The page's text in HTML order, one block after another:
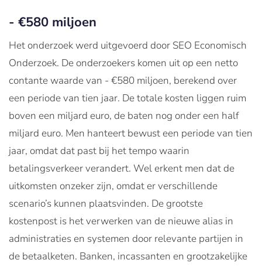
- €580 miljoen
Het onderzoek werd uitgevoerd door SEO Economisch
Onderzoek. De onderzoekers komen uit op een netto
contante waarde van - €580 miljoen, berekend over
een periode van tien jaar. De totale kosten liggen ruim
boven een miljard euro, de baten nog onder een half
miljard euro. Men hanteert bewust een periode van tien
jaar, omdat dat past bij het tempo waarin
betalingsverkeer verandert. Wel erkent men dat de
uitkomsten onzeker zijn, omdat er verschillende
scenario’s kunnen plaatsvinden. De grootste
kostenpost is het verwerken van de nieuwe alias in
administraties en systemen door relevante partijen in
de betaalketen. Banken, incassanten en grootzakelijke